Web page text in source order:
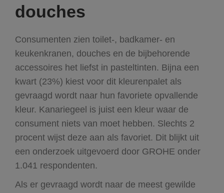
douches
Consumenten zien toilet-, badkamer- en
keukenkranen, douches en de bijbehorende
accessoires het liefst in pasteltinten. Bijna een
kwart (23%) kiest voor dit kleurenpalet als
gevraagd wordt naar hun favoriete opvallende
kleur. Kanariegeel is juist een kleur waar de
consument niets van moet hebben. Slechts 2
procent wijst deze aan als favoriet. Dit blijkt uit
een onderzoek uitgevoerd door GROHE onder
1.041 respondenten.
Als er gevraagd wordt naar de meest gewilde